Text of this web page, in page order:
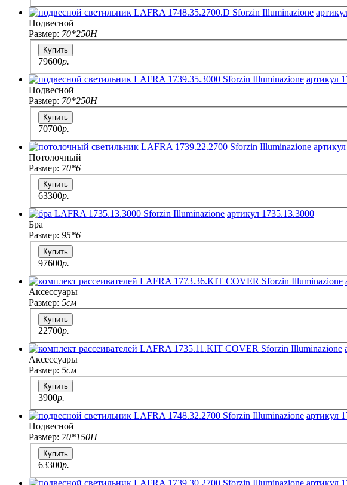
Подвесной
Размер: 70*250H
Купить
79600p.
артикул
Подвесной
Размер: 70*250H
Купить
70700p.
Потолочный
Размер: 70*6
Купить
63300p.
артикул 1735.13.3000
Бра
Размер: 95*6
Купить
97600p.
Аксессуары
Размер: 5см
Купить
22700p.
Аксессуары
Размер: 5см
Купить
3900p.
артикул
Подвесной
Размер: 70*150H
Купить
63300p.
артикул